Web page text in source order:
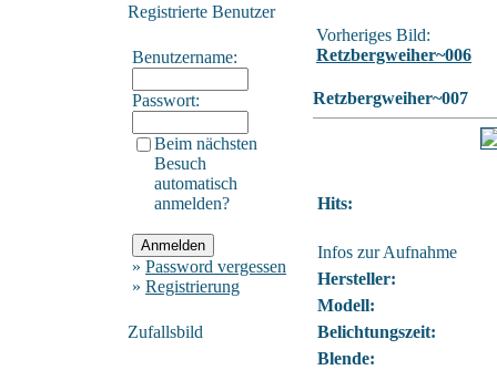
Registrierte Benutzer
Benutzername:
Passwort:
Beim nächsten
Besuch
automatisch
anmelden?
» Password vergessen
» Registrierung
Zufallsbild
Vorheriges Bild:
Retzbergweiher~006
Retzbergweiher~007
Hits:
Infos zur Aufnahme
Hersteller:
Modell:
Belichtungszeit:
Blende: